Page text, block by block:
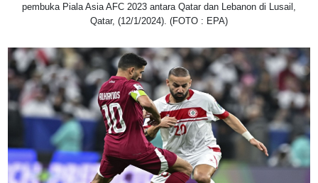
pembuka Piala Asia AFC 2023 antara Qatar dan Lebanon di Lusail,
Qatar, (12/1/2024). (FOTO : EPA)